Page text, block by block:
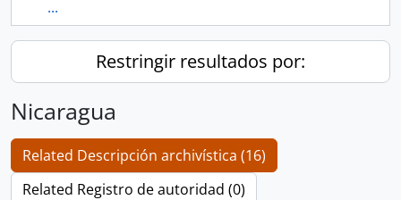
...
Restringir resultados por:
Nicaragua
Related Descripción archivística (16)
Related Registro de autoridad (0)